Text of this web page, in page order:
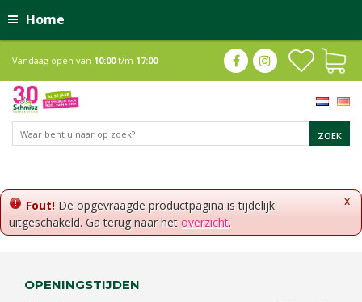
Home
Vandaag open van 10:00t/m 17:00
x
Fout! De opgevraagde productpagina is tijdelijk
uitgeschakeld. Ga terug naar het overzicht.
OPENINGSTIJDEN